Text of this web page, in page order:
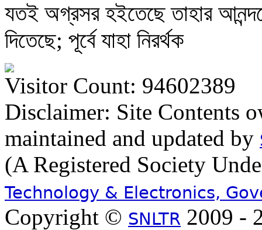
যতই অগ্রসর হইতেছে তাহার
দিতেছে; পূর্বে যাহা নিরর্থক
Visitor Count: 94602389
Disclaimer: Site Contents
maintained and updated by
(A Registered Society
Technology & Electronics,
Copyright © SNLTR 2009 -